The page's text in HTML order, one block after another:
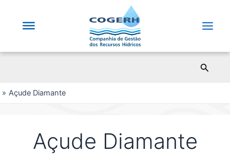
Açude Diamante
Açude Diamante